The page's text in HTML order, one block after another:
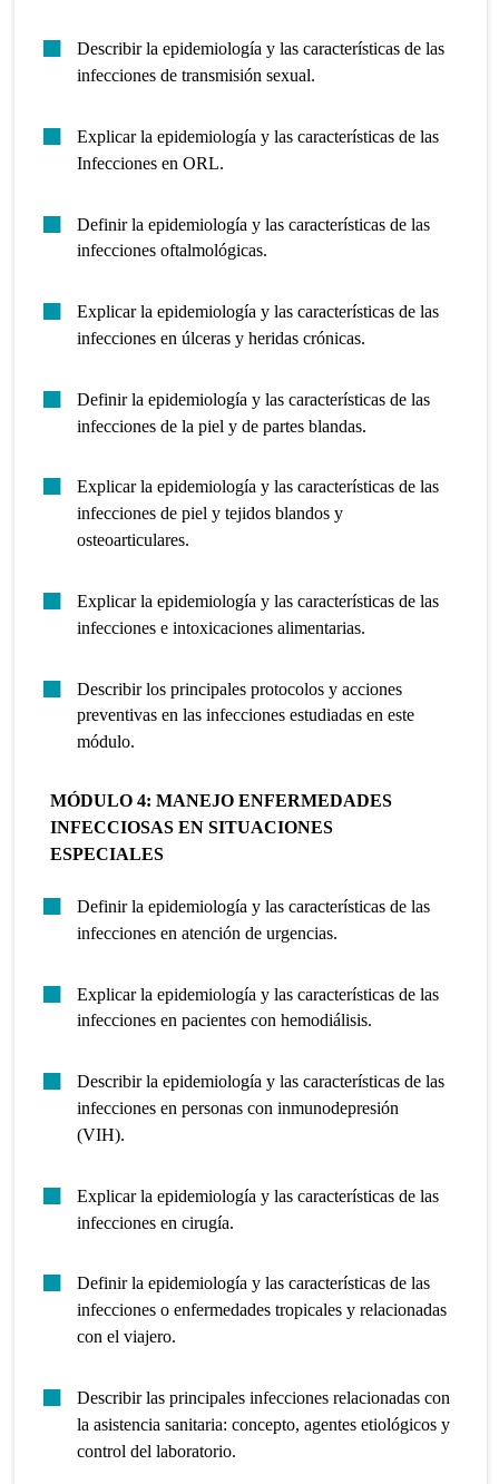
Describir la epidemiología y las características de las
infecciones de transmisión sexual.
Explicar la epidemiología y las características de las
Infecciones en ORL.
Definir la epidemiología y las características de las
infecciones oftalmológicas.
Explicar la epidemiología y las características de las
infecciones en úlceras y heridas crónicas.
Definir la epidemiología y las características de las
infecciones de la piel y de partes blandas.
Explicar la epidemiología y las características de las
infecciones de piel y tejidos blandos y
osteoarticulares.
Explicar la epidemiología y las características de las
infecciones e intoxicaciones alimentarias.
Describir los principales protocolos y acciones
preventivas en las infecciones estudiadas en este
módulo.
MÓDULO 4: MANEJO ENFERMEDADES
INFECCIOSAS EN SITUACIONES
ESPECIALES
Definir la epidemiología y las características de las
infecciones en atención de urgencias.
Explicar la epidemiología y las características de las
infecciones en pacientes con hemodiálisis.
Describir la epidemiología y las características de las
infecciones en personas con inmunodepresión
(VIH).
Explicar la epidemiología y las características de las
infecciones en cirugía.
Definir la epidemiología y las características de las
infecciones o enfermedades tropicales y relacionadas
con el viajero.
Describir las principales infecciones relacionadas con
la asistencia sanitaria: concepto, agentes etiológicos y
control del laboratorio.